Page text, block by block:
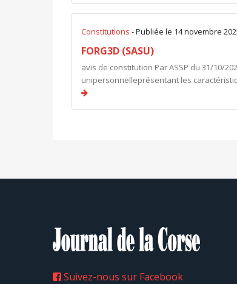
Constitutions - Publiée le 14 novembre
FORG3D (SASU)
avis de constitution Par ASSP du 31/10/
unipersonnelleprésentant les
Suivez-nous sur Facebook